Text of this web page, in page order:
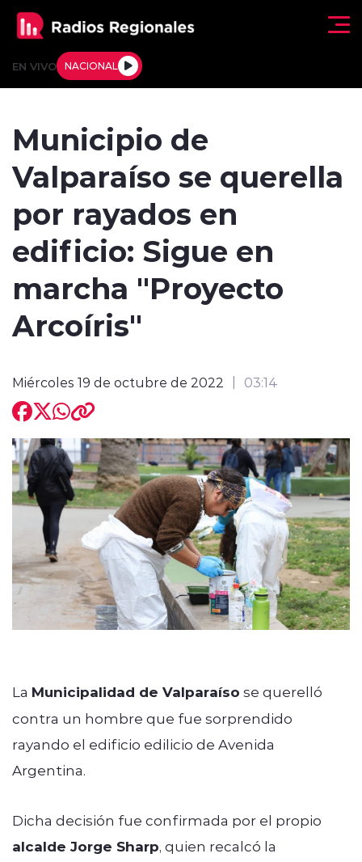
EN VIVO NACIONAL
Actualidad
Tendencias
Deportes
Internacional
Regiones al Aire
modo claro
Municipio de
Valparaíso se querella
por rayados en
edificio: Sigue en
marcha "Proyecto
Arcoíris"
Miércoles 19 de octubre de 2022 03:14
La Municipalidad de Valparaíso se querelló
contra un hombre que fue sorprendido
rayando el edificio edilicio de Avenida
Argentina.
Dicha decisión fue confirmada por el propio
alcalde Jorge Sharp, quien recalcó la